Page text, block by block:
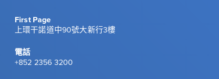
First Page
上環干諾道中90號大新行3樓
電話
+852 2356 3200